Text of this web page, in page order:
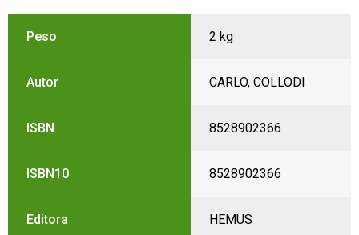
Peso 2 kg
Autor CARLO, COLLODI
ISBN 8528902366
ISBN10 8528902366
Editora HEMUS